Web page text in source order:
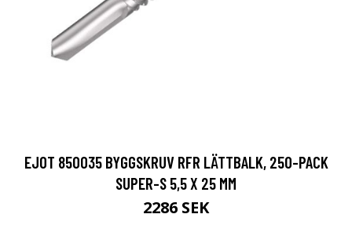
EJOT 850035 BYGGSKRUV RFR LÄTTBALK, 250-PACK
SUPER-S 5,5 X 25 MM
2286 SEK